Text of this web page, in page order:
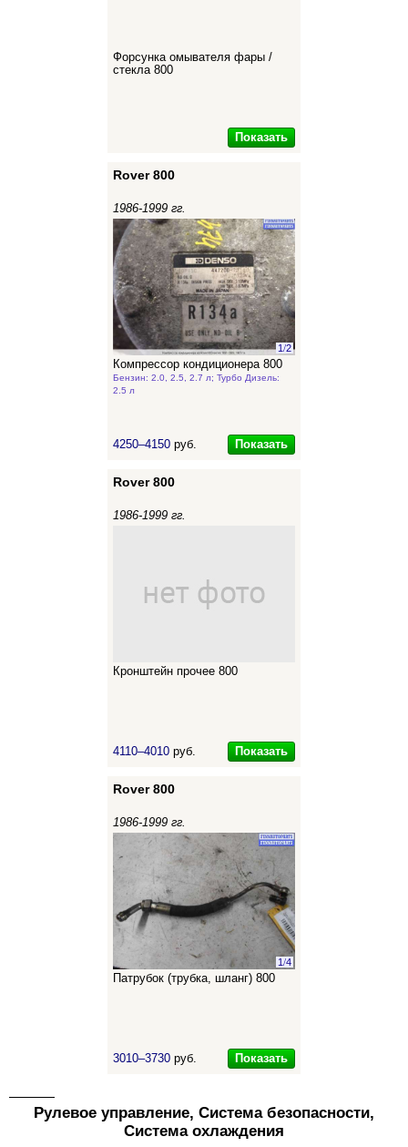
Форсунка омывателя фары /
стекла 800
Показать
Rover 800
1986-1999 гг.
1/2
Компрессор кондиционера 800
Бензин: 2.0, 2.5, 2.7 л; Турбо Дизель:
2.5 л
4250–4150 руб. Показать
Rover 800
1986-1999 гг.
Кронштейн прочее 800
4110–4010 руб. Показать
Rover 800
1986-1999 гг.
1/4
Патрубок (трубка, шланг) 800
3010–3730 руб. Показать
Рулевое управление, Система безопасности,
Система охлаждения